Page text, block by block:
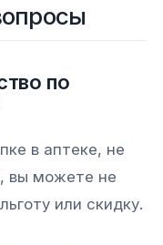
по
в аптеке, не
вы можете не
или скидку.